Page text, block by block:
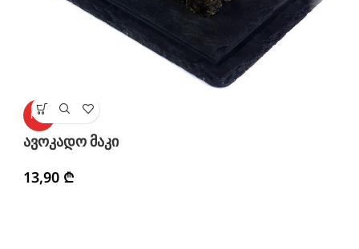
HOT
ავოკადო მაკი
13,90 ₾